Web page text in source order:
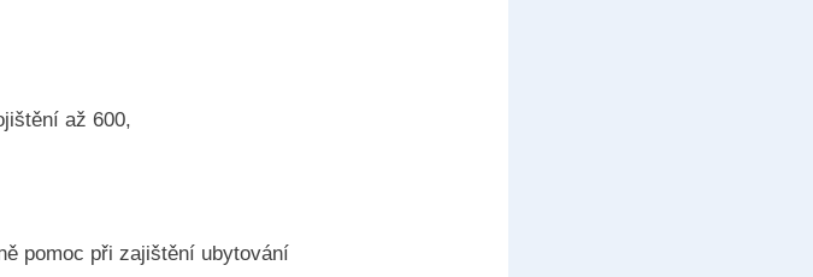
až 600,
pomoc při zajištění ubytování